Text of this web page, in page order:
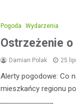
Pogoda Wydarzenia
Ostrzeżenie
Damian Polak 25
Alerty pogodowe: Co
mieszkańcy regionu